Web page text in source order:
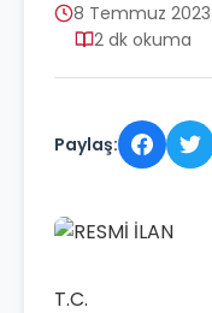
8 Temmuz 2023
2 dk okuma
Paylaş:
T.C.